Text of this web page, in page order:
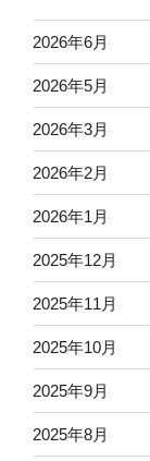
2026年6月
2026年5月
2026年3月
2026年2月
2026年1月
2025年12月
2025年11月
2025年10月
2025年9月
2025年8月